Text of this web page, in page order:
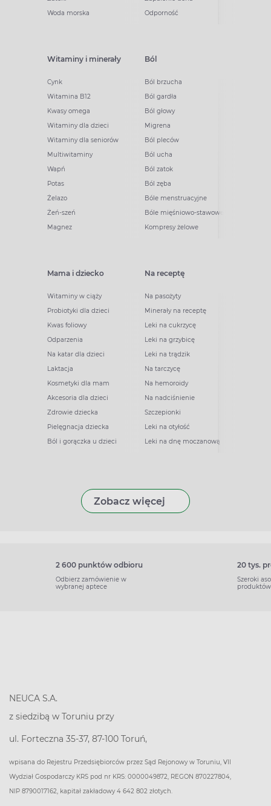
Woda morska
Odporność
Witaminy i minerały
Cynk
Witamina B12
Kwasy omega
Witaminy dla dzieci
Witaminy dla seniorów
Multiwitaminy
Wapń
Potas
Żelazo
Żeń-szeń
Magnez
Ból
Ból brzucha
Ból gardła
Ból głowy
Migrena
Ból pleców
Ból ucha
Ból zatok
Ból zęba
Bóle menstruacyjne
Bóle mięśniowo-stawowe
Kompresy żelowe
Mama i dziecko
Witaminy w ciąży
Probiotyki dla dzieci
Kwas foliowy
Odparzenia
Na katar dla dzieci
Laktacja
Kosmetyki dla mam
Akcesoria dla dzieci
Zdrowie dziecka
Pielęgnacja dziecka
Ból i gorączka u dzieci
Na receptę
Na pasożyty
Minerały na receptę
Leki na cukrzycę
Leki na grzybicę
Leki na trądzik
Na tarczycę
Na hemoroidy
Na nadciśnienie
Szczepionki
Leki na otyłość
Leki na dnę moczanową
Zobacz więcej
2 600 punktów odbioru
Odbierz zamówienie w
wybranej aptece
20 tys.
Szeroki
produktów
NEUCA S.A.
z siedzibą w Toruniu przy
ul. Forteczna 35-37, 87-100 Toruń,
wpisana do Rejestru Przedsiębiorców przez Sąd Rejonowy w Toruniu, VII
Wydział Gospodarczy KRS pod nr KRS: 0000049872, REGON 870227804,
NIP 8790017162, kapitał zakładowy 4 642 802 złotych.